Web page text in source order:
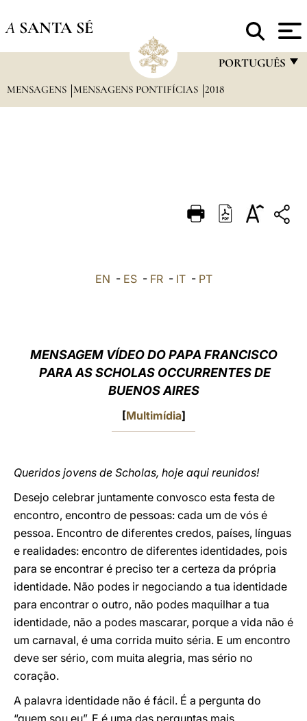
A SANTA SÉ
PORTUGUÊS
FRANÇAIS
DEUTSCH
MENSAGENS MENSAGENS PONTIFÍCIAS 2018
EN - ES- FR- IT- PT
MENSAGEM VÍDEO DO PAPA FRANCISCO
PARA AS SCHOLAS OCCURRENTES DE
BUENOS AIRES
[Multimídia]
Queridos jovens de Scholas, hoje aqui reunidos!
Desejo celebrar juntamente convosco esta festa de
encontro, encontro de pessoas: cada um de vós é
pessoa. Encontro de diferentes credos, países, línguas
e realidades: encontro de diferentes identidades, pois
para se encontrar é preciso ter a certeza da própria
identidade. Não podes ir negociando a tua identidade
para encontrar o outro, não podes maquilhar a tua
identidade, não a podes mascarar, porque a vida não é
um carnaval, é uma corrida muito séria. E um encontro
deve ser sério, com muita alegria, mas sério no
coração.
A palavra identidade não é fácil. É a pergunta do
“quem sou eu”. E é uma das perguntas mais